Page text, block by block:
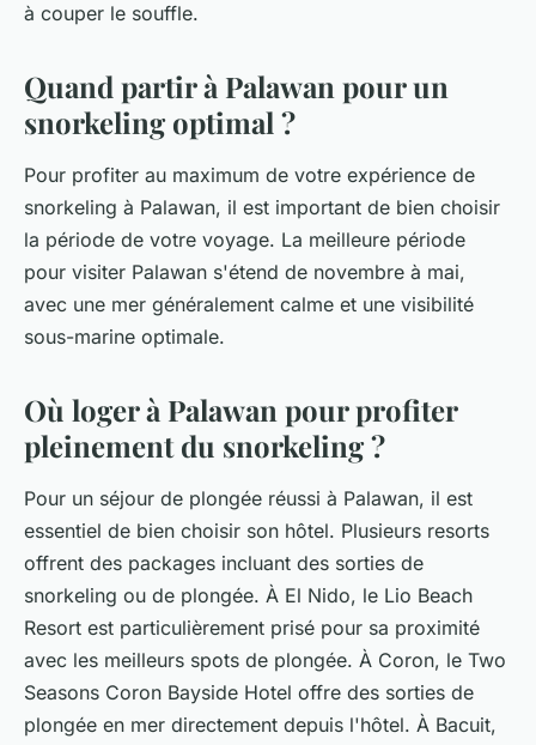
à couper le souffle.
Quand partir à Palawan pour un
snorkeling optimal ?
Pour profiter au maximum de votre expérience de
snorkeling à Palawan, il est important de bien choisir
la période de votre voyage. La meilleure période
pour visiter Palawan s'étend de novembre à mai,
avec une mer généralement calme et une visibilité
sous-marine optimale.
Où loger à Palawan pour profiter
pleinement du snorkeling ?
Pour un séjour de plongée réussi à Palawan, il est
essentiel de bien choisir son hôtel. Plusieurs resorts
offrent des packages incluant des sorties de
snorkeling ou de plongée. À El Nido, le Lio Beach
Resort est particulièrement prisé pour sa proximité
avec les meilleurs spots de plongée. À Coron, le Two
Seasons Coron Bayside Hotel offre des sorties de
plongée en mer directement depuis l'hôtel. À Bacuit,